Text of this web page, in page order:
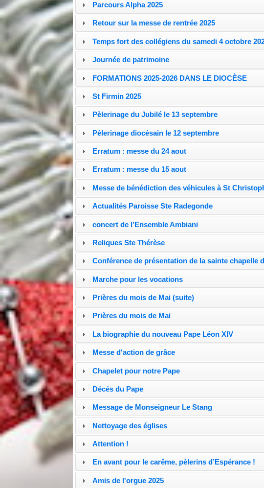
Parcours Alpha 2025
Retour sur la messe de rentrée 2025
Temps fort des collégiens du samedi 4 octobre
Journée de patrimoine
FORMATIONS 2025-2026 DANS LE DIOCÈSE
St Firmin 2025
Pèlerinage du Jubilé le 13 septembre
Pèlerinage diocésain le 12 septembre
Erratum : messe du 24 aout
Erratum : messe du 15 aout
Messe de bénédiction des véhicules à St
Actualités Paroisse Ste Radegonde
concert de l’Ensemble Ambiani
Reliques Ste Thérèse
Conférence de présentation de la sainte chapelle
Marche pour les vocations
Prières du mois de Mai (suite)
Prières du mois de Mai
La biographie du nouveau Pape Léon XIV
Messe d'action de grâce
Chapelet pour notre Pape
Décés du Pape
Message de Monseigneur Le Stang
Nettoyage des églises
Attention !
En avant pour le carême, pèlerins d’Espérance !
Amis de l'orgue 2025